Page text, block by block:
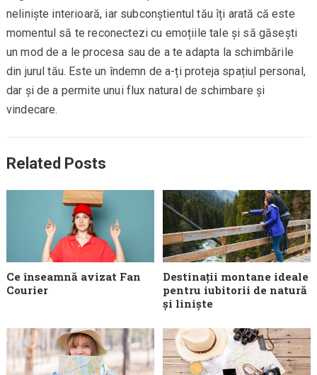
neliniște interioară, iar subconștientul tău îți arată că este
momentul să te reconectezi cu emoțiile tale și să găsești
un mod de a le procesa sau de a te adapta la schimbările
din jurul tău. Este un îndemn de a-ți proteja spațiul personal,
dar și de a permite unui flux natural de schimbare și
vindecare.
Related Posts
Ce înseamnă avizat Fan
Courier
Destinații montane ideale
pentru iubitorii de natură
și liniște